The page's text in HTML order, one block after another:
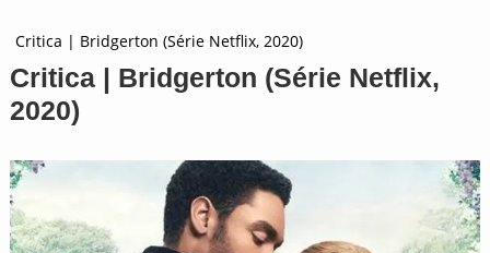
Critica | Bridgerton (Série Netflix, 2020)
Critica | Bridgerton (Série Netflix,
2020)